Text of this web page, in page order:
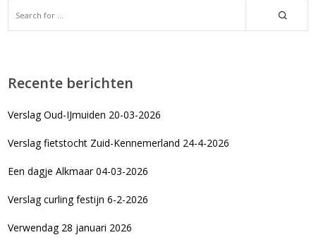
Recente berichten
Verslag Oud-IJmuiden 20-03-2026
Verslag fietstocht Zuid-Kennemerland 24-4-2026
Een dagje Alkmaar 04-03-2026
Verslag curling festijn 6-2-2026
Verwendag 28 januari 2026